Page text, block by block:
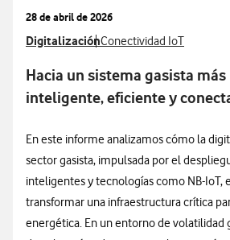
28 de abril de 2026
Ver más articulos relacionados con
DigitalizaciónVer más artículos con
Conectividad IoT
Hacia un sistema gasista más
inteligente, eficiente y
En este informe analizamos cómo la
sector gasista, impulsada por el
inteligentes y tecnologías como NB-IoT,
transformar una infraestructura crítica
energética. En un entorno de volatilidad